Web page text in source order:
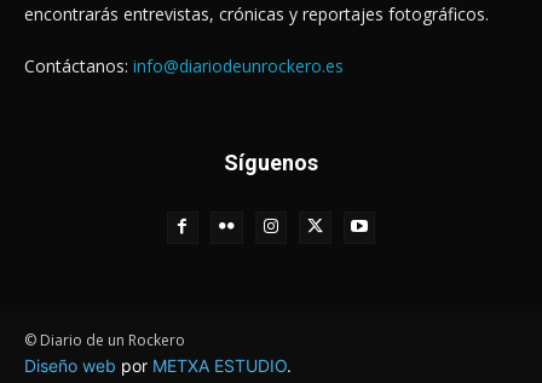
encontrarás entrevistas, crónicas y reportajes fotográficos.
Contáctanos: info@diariodeunrockero.es
Síguenos
© Diario de un Rockero
Diseño web por METXA ESTUDIO.